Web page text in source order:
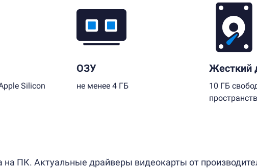
Silicon
ОЗУ
не менее 4 ГБ
Жесткий
10 ГБ
ПК. Актуальные драйверы видеокарты от